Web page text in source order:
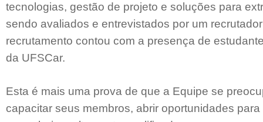
tecnologias, gestão de projeto e soluções para
sendo avaliados e entrevistados por um
recrutamento contou com a presença de
da UFSCar.
Esta é mais uma prova de que a Equipe se
capacitar seus membros, abrir oportunidades